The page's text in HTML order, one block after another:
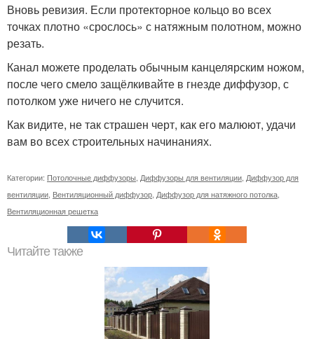
Вновь ревизия. Если протекторное кольцо во всех
точках плотно «срослось» с натяжным полотном, можно
резать.
Канал можете проделать обычным канцелярским ножом,
после чего смело защёлкивайте в гнезде диффузор, с
потолком уже ничего не случится.
Как видите, не так страшен черт, как его малюют, удачи
вам во всех строительных начинаниях.
Категории: Потолочные диффузоры Диффузоры для вентиляции Диффузор для
вентиляции Вентиляционный диффузор Диффузор для натяжного потолка
Вентиляционная решетка
Читайте также